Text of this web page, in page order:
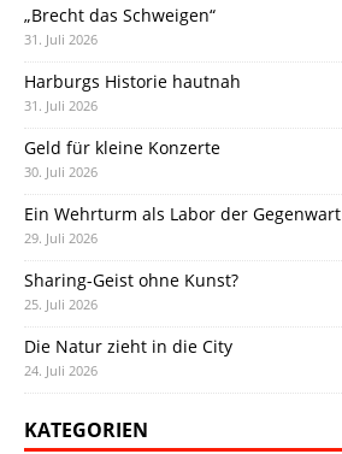
„Brecht das Schweigen“
31. Juli 2026
Harburgs Historie hautnah
31. Juli 2026
Geld für kleine Konzerte
30. Juli 2026
Ein Wehrturm als Labor der Gegenwart
29. Juli 2026
Sharing-Geist ohne Kunst?
25. Juli 2026
Die Natur zieht in die City
24. Juli 2026
KATEGORIEN